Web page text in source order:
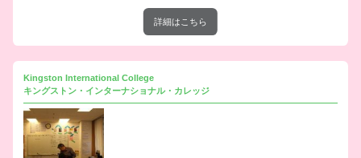
詳細はこちら
Kingston International College
キングストン・インターナショナル・カレッジ